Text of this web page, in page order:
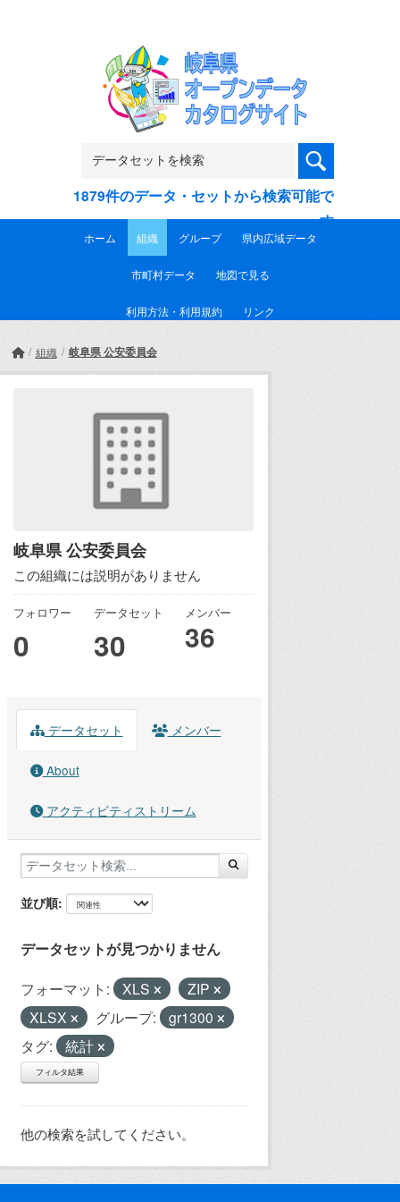
1879件のデータ・セットから検索可能で
す
ホーム 組織 グループ 県内広域データ
市町村データ 地図で見る
利用方法・利用規約 リンク
組織 岐阜県 公安委員会
岐阜県 公安委員会
この組織には説明がありません
フォロワー
0
データセット
30
メンバー
36
データセット メンバー
About
アクティビティストリーム
並び順
データセットが見つかりません
フォーマット: XLS
ZIP
XLSX
グループ:
gr1300
タグ:
統計
フィルタ結果
他の検索を試してください。